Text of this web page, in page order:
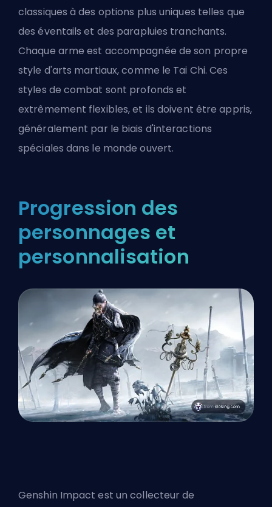
classiques à des options plus uniques telles que
des éventails et des parapluies tranchants.
Chaque arme est accompagnée de son propre
style d'arts martiaux, comme le Tai Chi. Ces
styles de combat sont profonds et
extrêmement flexibles, et ils doivent être appris,
généralement par le biais d'interactions
spéciales dans le monde ouvert.
Progression des
personnages et
personnalisation
Genshin Impact est un collecteur de